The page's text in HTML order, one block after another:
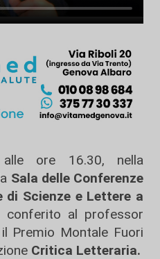
alle ore 16.30, nella
Sala delle Conferenze
di Scienze e Lettere a
conferito al professor
il Premio Montale Fuori
Critica Letteraria.